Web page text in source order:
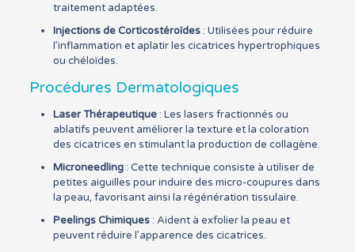
traitement adaptées.
Injections de Corticostéroïdes: Utilisées pour réduire
l’inflammation et aplatir les cicatrices hypertrophiques
ou chéloïdes.
Procédures Dermatologiques
Laser Thérapeutique: Les lasers fractionnés ou
ablatifs peuvent améliorer la texture et la coloration
des cicatrices en stimulant la production de collagène.
Microneedling: Cette technique consiste à utiliser de
petites aiguilles pour induire des micro-coupures dans
la peau, favorisant ainsi la régénération tissulaire.
Peelings Chimiques: Aident à exfolier la peau et
peuvent réduire l’apparence des cicatrices.